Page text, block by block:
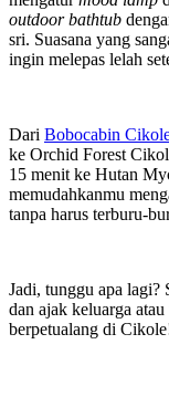
outdoor bathtub
sri. Suasana yang
ingin melepas lelah
Dari Bobocabin
ke Orchid Forest
15 menit ke Hutan
memudahkanmu
tanpa harus terburu-
Jadi, tunggu apa lagi?
dan ajak keluarga
berpetualang di